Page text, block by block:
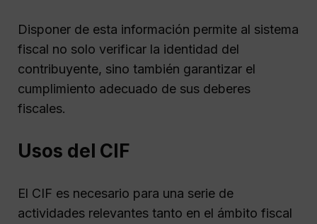
Disponer de esta información permite al sistema
fiscal no solo verificar la identidad del
contribuyente, sino también garantizar el
cumplimiento adecuado de sus deberes
fiscales.
Usos del CIF
El CIF es necesario para una serie de
actividades relevantes tanto en el ámbito fiscal